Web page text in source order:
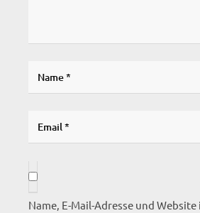
Name, E-Mail-Adresse und